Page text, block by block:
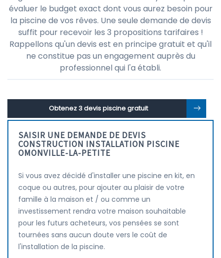
évaluer le budget exact dont vous aurez besoin pour
la piscine de vos rêves. Une seule demande de devis
suffit pour recevoir les 3 propositions tarifaires !
Rappellons qu'un devis est en principe gratuit et qu'il
ne constitue pas un engagement auprès du
professionnel qui l'a établi.
Obtenez 3 devis piscine gratuit
SAISIR UNE DEMANDE DE DEVIS
CONSTRUCTION INSTALLATION PISCINE
OMONVILLE-LA-PETITE
Si vous avez décidé d'installer une piscine en kit, en
coque ou autres, pour ajouter au plaisir de votre
famille à la maison et / ou comme un
investissement rendra votre maison souhaitable
pour les futurs acheteurs, vos pensées se sont
tournées sans aucun doute vers le coût de
l'installation de la piscine.